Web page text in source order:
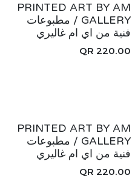
جديد!
PRINTED ART BY AM
GALLERY / مطبوعات
فنية من اي ام غاليري
220.00
QR
جديد!
PRINTED ART BY AM
GALLERY / مطبوعات
فنية من اي ام غاليري
220.00
QR